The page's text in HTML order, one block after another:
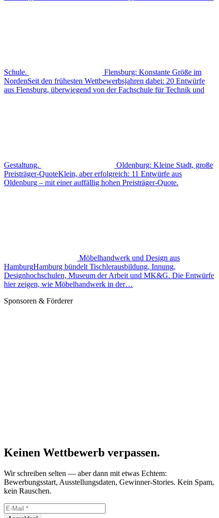
Schule.
Flensburg: Konstante Größe im
NordenSeit den frühesten Wettbewerbsjahren dabei: 20 Entwürfe
aus Flensburg, überwiegend von der Fachschule für Technik und
Gestaltung.
Oldenburg: Kleine Stadt, große
Preisträger-QuoteKlein, aber erfolgreich: 11 Entwürfe aus
Oldenburg – mit einer auffällig hohen Preisträger-Quote.
Möbelhandwerk und Design aus
HamburgHamburg bündelt Tischlerausbildung, Innung,
Designhochschulen, Museum der Arbeit und MK&G. Die Entwürfe
hier zeigen, wie Möbelhandwerk in der…
Sponsoren & Förderer
Keinen Wettbewerb verpassen.
Wir schreiben selten — aber dann mit etwas Echtem:
Bewerbungsstart, Ausstellungsdaten, Gewinner-Stories. Kein Spam,
kein Rauschen.